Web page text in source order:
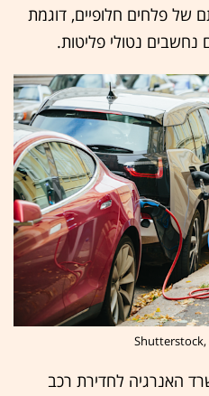
של פלחים חלופיים, דוגמת
נחשבים נטולי פליטות.
האנרגיה לחדירת רכב